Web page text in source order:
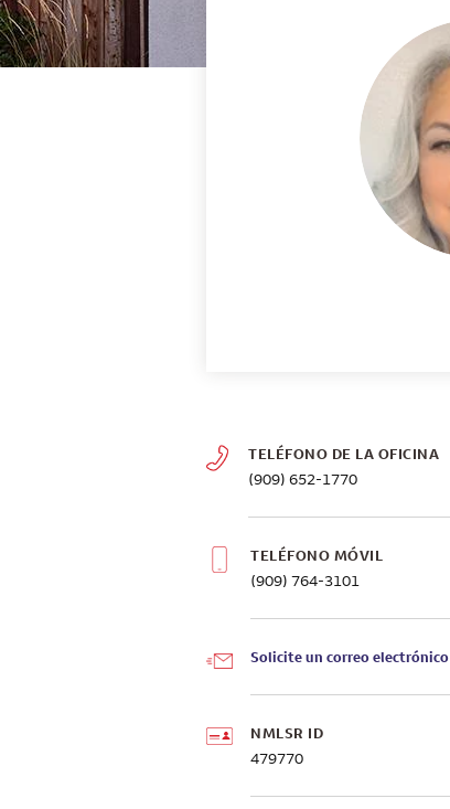
TELÉFONO DE LA OFICINA
(909) 652-1770
TELÉFONO MÓVIL
(909) 764-3101
Solicite un correo electrónico
NMLSR ID
479770